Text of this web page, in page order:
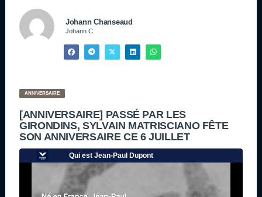
Johann Chanseaud
Johann C
ANNIVERSAIRE
[ANNIVERSAIRE] PASSÉ PAR LES
GIRONDINS, SYLVAIN MATRISCIANO FÊTE
SON ANNIVERSAIRE CE 6 JUILLET